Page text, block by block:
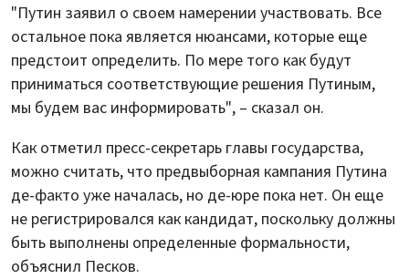
"Путин заявил о своем намерении участвовать. Все
остальное пока является нюансами, которые еще
предстоит определить. По мере того как будут
приниматься соответствующие решения Путиным,
мы будем вас информировать", – сказал он.
Как отметил пресс-секретарь главы государства,
можно считать, что предвыборная кампания Путина
де-факто уже началась, но де-юре пока нет. Он еще
не регистрировался как кандидат, поскольку должны
быть выполнены определенные формальности,
объяснил Песков.